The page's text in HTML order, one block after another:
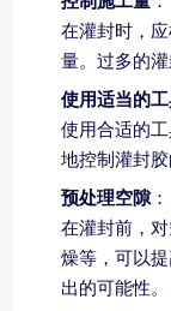
在灌封时，
量。过多的
使用适当的
使用合适的
地控制灌封
预处理空隙：
在灌封前，
燥等，可以
出的可能性。